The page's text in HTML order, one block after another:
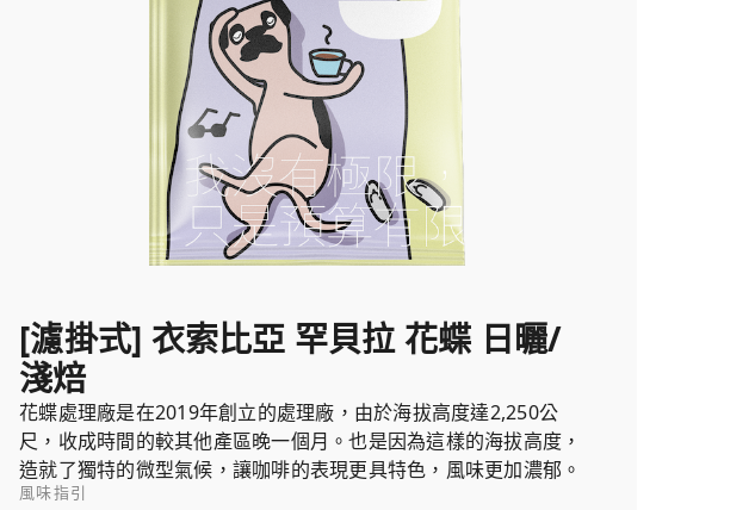
[濾掛式] 衣索比亞 罕貝拉 花蝶 日曬/
淺焙
花蝶處理廠是在2019年創立的處理廠，由於海拔高度達2,250公
尺，收成時間的較其他產區晚一個月。也是因為這樣的海拔高度，
造就了獨特的微型氣候，讓咖啡的表現更具特色，風味更加濃郁。
風味指引